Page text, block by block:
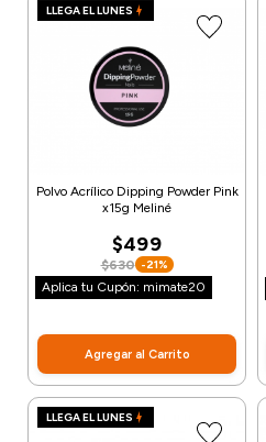
LLEGA EL LUNES
Polvo Acrílico Dipping Powder Pink
x15g Meliné
$499
$630 -21%
Aplica tu Cupón: mimate20
Agregar al Carrito
LLEGA EL LUNES